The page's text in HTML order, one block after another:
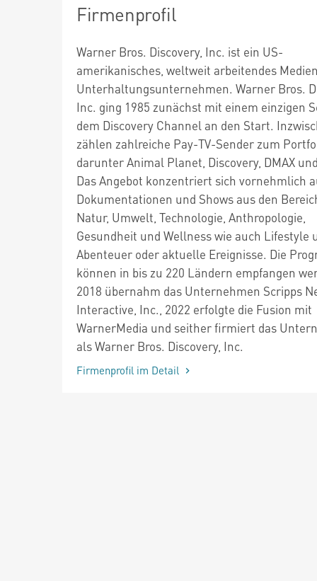
Firmenprofil
Warner Bros. Discovery, Inc. ist ein US-
amerikanisches, weltweit arbeitendes
Unterhaltungsunternehmen. Warner Bros.
Inc. ging 1985 zunächst mit einem einzigen
dem Discovery Channel an den Start.
zählen zahlreiche Pay-TV-Sender zum
darunter Animal Planet, Discovery, DMAX
Das Angebot konzentriert sich vornehmlich
Dokumentationen und Shows aus den
Natur, Umwelt, Technologie, Anthropologie,
Gesundheit und Wellness wie auch Lifestyle
Abenteuer oder aktuelle Ereignisse. Die
können in bis zu 220 Ländern empfangen
2018 übernahm das Unternehmen Scripps
Interactive, Inc., 2022 erfolgte die Fusion mit
WarnerMedia und seither firmiert das
als Warner Bros. Discovery, Inc.
Firmenprofil im Detail